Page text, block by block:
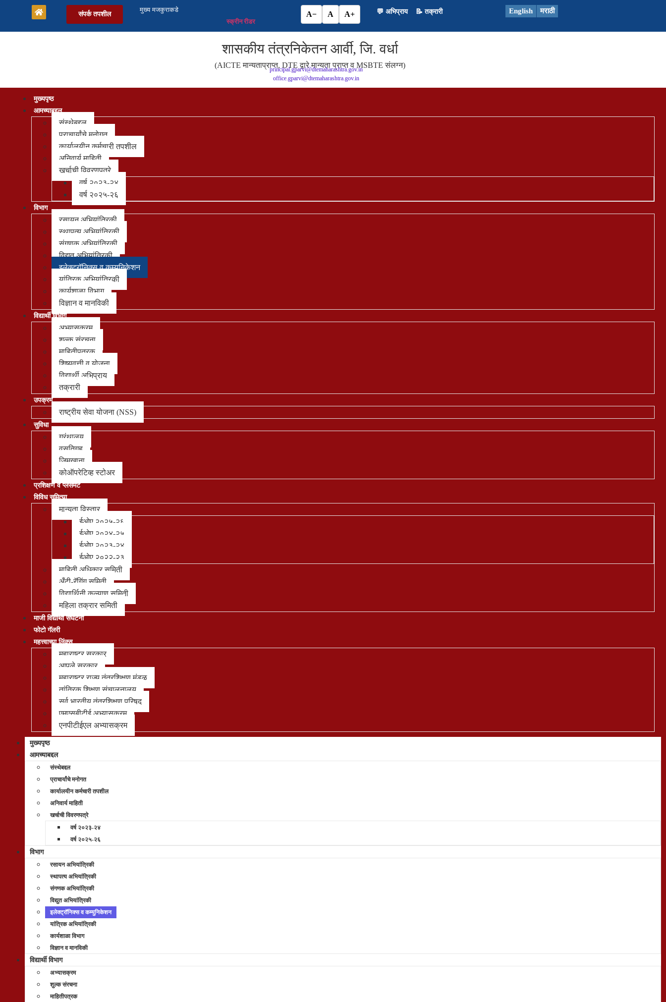
संपर्क तपशील
मुख्य मजकुराकडे
स्क्रीन रीडर
A− A A+ 💬 अभिप्राय 📝 तक्रारी English मराठी
शासकीय तंत्रनिकेतन आर्वी, जि. वर्धा
(AICTE मान्यताप्राप्त, DTE द्वारे मान्यता प्राप्त व MSBTE संलग्न)
principal.gparvi@dtemaharashtra.gov.in
office.gparvi@dtemaharashtra.gov.in
मुख्यपृष्ठ
आमच्याबद्दल
संस्थेबद्दल
प्राचार्यांचे मनोगत
कार्यालयीन कर्मचारी तपशील
अनिवार्य माहिती
खर्चाची विवरणपत्रे
वर्ष २०२३-२४
वर्ष २०२५-२६
विभाग
रसायन अभियांत्रिकी
स्थापत्य अभियांत्रिकी
संगणक अभियांत्रिकी
विद्युत अभियांत्रिकी
इलेक्ट्रॉनिक्स व कम्युनिकेशन
यांत्रिक अभियांत्रिकी
कार्यशाळा विभाग
विज्ञान व मानविकी
विद्यार्थी विभाग
अभ्यासक्रम
शुल्क संरचना
माहितीपत्रक
शिष्यवृत्ती व योजना
विद्यार्थी अभिप्राय
तक्रारी
उपक्रम
राष्ट्रीय सेवा योजना (NSS)
सुविधा
ग्रंथालय
वसतिगृह
जिमखाना
कोऑपरेटिव्ह स्टोअर
प्रशिक्षण व प्लेसमेंट
विविध समित्या
मान्यता विस्तार
ईओए २०२५-२६
ईओए २०२४-२५
ईओए २०२३-२४
ईओए २०२२-२३
माहिती अधिकार समिती
अँटी-रॅगिंग समिती
विद्यार्थिनी कल्याण समिती
महिला तक्रार समिती
माजी विद्यार्थी संघटना
फोटो गॅलरी
महत्त्वाच्या लिंक्स
महाराष्ट्र सरकार
आपले सरकार
महाराष्ट्र राज्य तंत्रशिक्षण मंडळ
तांत्रिक शिक्षण संचालनालय
सर्व भारतीय तंत्रशिक्षण परिषद
एमएसबीटीई अभ्यासक्रम
एनपीटीईएल अभ्यासक्रम
मुख्यपृष्ठ
आमच्याबद्दल
संस्थेबद्दल
प्राचार्यांचे मनोगत
कार्यालयीन कर्मचारी तपशील
अनिवार्य माहिती
खर्चाची विवरणपत्रे
वर्ष २०२३-२४
वर्ष २०२५-२६
विभाग
रसायन अभियांत्रिकी
स्थापत्य अभियांत्रिकी
संगणक अभियांत्रिकी
विद्युत अभियांत्रिकी
इलेक्ट्रॉनिक्स व कम्युनिकेशन
यांत्रिक अभियांत्रिकी
कार्यशाळा विभाग
विज्ञान व मानविकी
विद्यार्थी विभाग
अभ्यासक्रम
शुल्क संरचना
माहितीपत्रक